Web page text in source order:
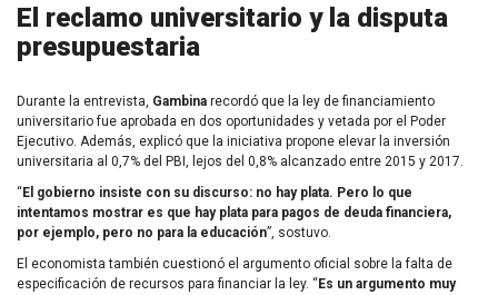
El reclamo universitario y la disputa
presupuestaria
Durante la entrevista, Gambina recordó que la ley de financiamiento
universitario fue aprobada en dos oportunidades y vetada por el Poder
Ejecutivo. Además, explicó que la iniciativa propone elevar la inversión
universitaria al 0,7% del PBI, lejos del 0,8% alcanzado entre 2015 y 2017.
“ El gobierno insiste con su discurso: no hay plata. Pero lo que
intentamos mostrar es que hay plata para pagos de deuda financiera,
por ejemplo, pero no para la educación”, sostuvo.
El economista también cuestionó el argumento oficial sobre la falta de
especificación de recursos para financiar la ley. “ Es un argumento muy